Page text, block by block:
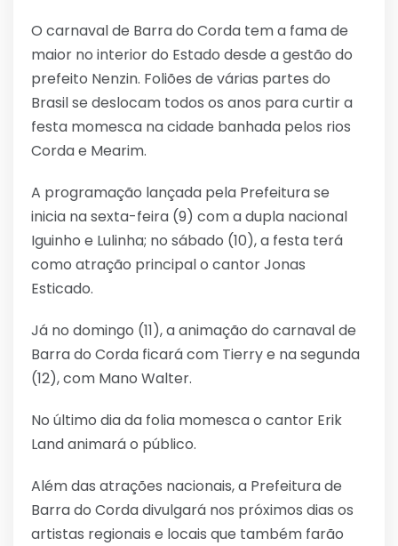
O carnaval de Barra do Corda tem a fama de
maior no interior do Estado desde a gestão do
prefeito Nenzin. Foliões de várias partes do
Brasil se deslocam todos os anos para curtir a
festa momesca na cidade banhada pelos rios
Corda e Mearim.
A programação lançada pela Prefeitura se
inicia na sexta-feira (9) com a dupla nacional
Iguinho e Lulinha; no sábado (10), a festa terá
como atração principal o cantor Jonas
Esticado.
Já no domingo (11), a animação do carnaval de
Barra do Corda ficará com Tierry e na segunda
(12), com Mano Walter.
No último dia da folia momesca o cantor Erik
Land animará o público.
Além das atrações nacionais, a Prefeitura de
Barra do Corda divulgará nos próximos dias os
artistas regionais e locais que também farão